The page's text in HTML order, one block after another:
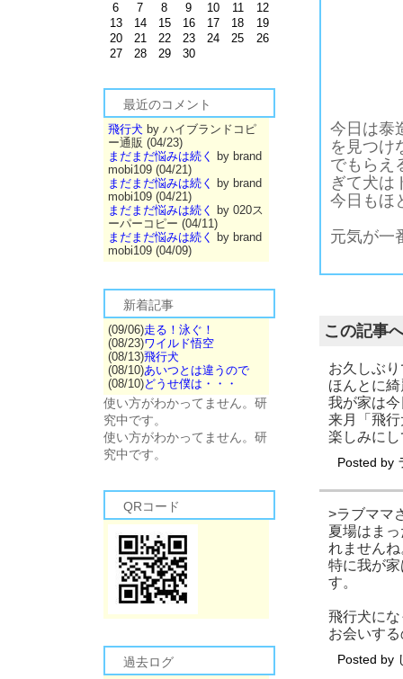
6
7 8 9 10 11
12
13
14 15 16 17 18
19
20
21 22 23 24 25
26
27
28 29 30
最近のコメント
飛行犬 by ハイブランドコピ
ー通販 (04/23)
まだまだ悩みは続く
by brand
mobi109 (04/21)
まだまだ悩みは続く
by brand
mobi109 (04/21)
まだまだ悩みは続く
by 020ス
ーパーコピー (04/11)
まだまだ悩みは続く
by brand
mobi109 (04/09)
新着記事
(09/06)走る！泳ぐ！
(08/23)ワイルド悟空
(08/13)飛行犬
(08/10)あいつとは違うので
(08/10)どうせ僕は・・・
使い方がわかってません。研
究中です。
使い方がわかってません。研
究中です。
QRコード
過去ログ
今日は泰
を見つけ
でもらえ
ぎて犬は
今日もほ
元気が一
この記事
お久しぶ
ほんとに
我が家は
来月「飛
楽しみに
Posted by
>ラブママ
夏場はま
れません
特に我が
す。
飛行犬に
お会いす
Posted by